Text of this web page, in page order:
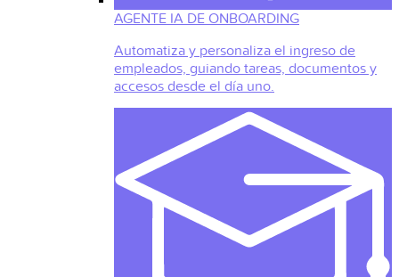
AGENTE IA DE ONBOARDING
Automatiza y personaliza el ingreso de
empleados, guiando tareas, documentos y
accesos desde el día uno.